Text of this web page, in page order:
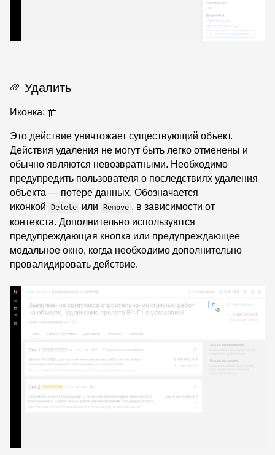
Удалить
Иконка:
Это действие уничтожает существующий объект.
Действия удаления не могут быть легко отменены и
обычно являются невозвратными. Необходимо
предупредить пользователя о последствиях удаления
объекта — потере данных. Обозначается
иконкой
Delete или Remove , в зависимости от
контекста. Дополнительно используются
предупреждающая кнопка или предупреждающее
модальное окно, когда необходимо дополнительно
провалидировать действие.